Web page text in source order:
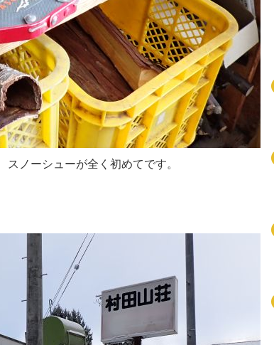
ノーシューが全く初めてです。